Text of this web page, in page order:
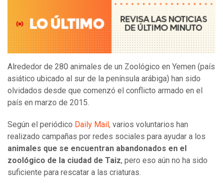
Alrededor de 280 animales de un Zoológico en Yemen (país
asiático ubicado al sur de la península arábiga) han sido
olvidados desde que comenzó el conflicto armado en el
país en marzo de 2015.
Según el periódico Daily Mail, varios voluntarios han
realizado campañas por redes sociales para ayudar a los
animales que se encuentran abandonados en el
zoológico de la ciudad de Taiz, pero eso aún no ha sido
suficiente para rescatar a las criaturas.